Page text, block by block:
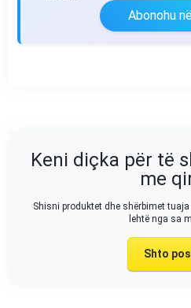
Abonohu
Keni diçka për të
me
Shisni produktet dhe shërbimet tuaja
lehtë nga sa
Shto